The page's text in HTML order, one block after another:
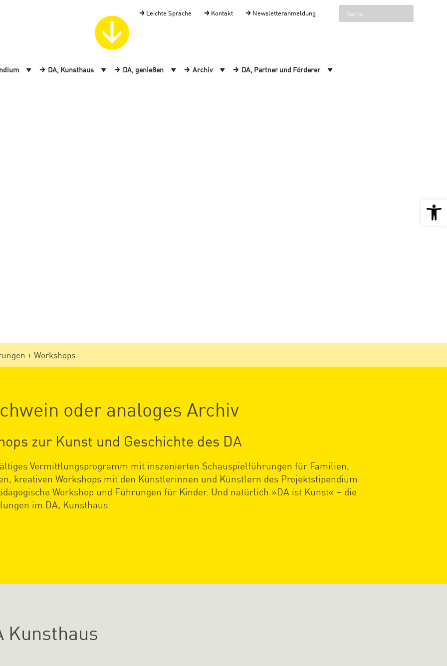
Leichte Sprache Kontakt Newsletteranmeldung
DA, Kunsthaus DA, genießen Archiv DA, Partner und Förderer
+ Workshops
oder analoges Archiv
zur Kunst und Geschichte des DA
Vermittlungsprogramm mit inszenierten Schauspielführungen für Familien,
kreativen Workshops mit den Künstlerinnen und Künstlern des Projektstipendium
Workshop und Führungen für Kinder. Und natürlich »DA ist Kunst« – die
im DA, Kunsthaus.
Kunsthaus